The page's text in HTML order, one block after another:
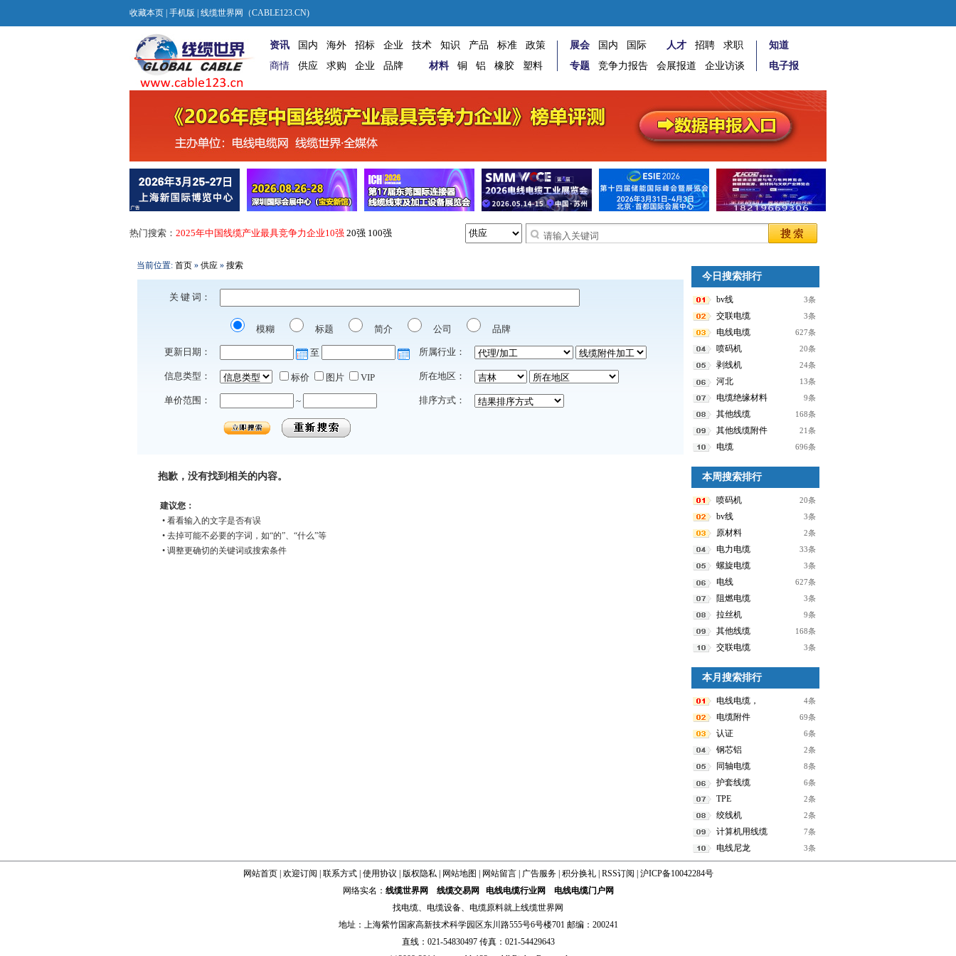
收藏本页 手机版 | 线缆世界网（CABLE123.CN)
资讯 国内 海外 招标 企业 技术 知识 产品 标准
政策
商情
供应 求购 企业 品牌 材料 铜 铝 橡胶 塑料
展会 国内 国际 人才 招聘
求职
专题
竞争力报告 会展报道 企业访谈
知道
电子报
热门搜索： 2025年中国线缆产业最具竞争力企业10强 20强 100强
当前位置: 首页 » 供应 » 搜索
关 键 词：
模糊 标题 简介 公司 品牌
更新日期： 至 所属行业：
信息类型： 标价 图片 VIP 所在地区：
单价范围： ~ 排序方式：
抱歉，没有找到相关的内容。
建议您：
• 看看输入的文字是否有误
• 去掉可能不必要的字词，如“的”、“什么”等
• 调整更确切的关键词或搜索条件
今日搜索排行
3条
bv线
3条
交联电缆
627条
电线电缆
20条
喷码机
24条
剥线机
13条
河北
9条
电缆绝缘材料
168条
其他线缆
21条
其他线缆附件
696条
电缆
本周搜索排行
20条
喷码机
3条
bv线
2条
原材料
33条
电力电缆
3条
螺旋电缆
627条
电线
3条
阻燃电缆
9条
拉丝机
168条
其他线缆
3条
交联电缆
本月搜索排行
4条
电线电缆，
69条
电缆附件
6条
认证
2条
钢芯铝
8条
同轴电缆
6条
护套线缆
2条
TPE
2条
绞线机
7条
计算机用线缆
3条
电线尼龙
网站首页| 欢迎订阅 联系方式| 使用协议 版权隐私| 网站地图 网站留言| 广告服务| 积分换礼| RSS订阅
沪ICP备10042284号
网络实名： 线缆世界网 线缆交易网 电线电缆行业网
电线电缆门户网
找电缆、 电缆设备、 电缆原料就上线缆世界网
地址：上海紫竹国家高新技术科学园区东川路555号6号楼701 邮编：200241
直线：021-54830497 传真：021-54429643